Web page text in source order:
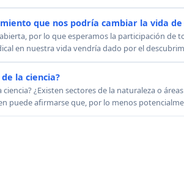
que nos podría cambiar la vida
por lo que esperamos la participación de
en nuestra vida vendría dado por el
la ciencia?
ciencia? ¿Existen sectores de la naturaleza o
puede afirmarse que, por lo menos